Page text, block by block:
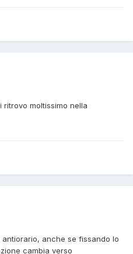
ritrovo moltissimo nella
anche se fissando lo
cambia verso